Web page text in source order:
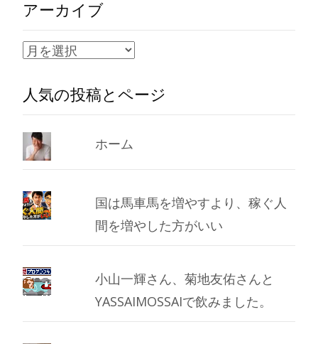
アーカイブ
ア
カ
イ
ブ
人気の投稿とページ
ホーム
国は馬車馬を増やすより、稼ぐ人
間を増やした方がいい
小山一輝さん、菊地友佑さんと
YASSAIMOSSAIで飲みました。